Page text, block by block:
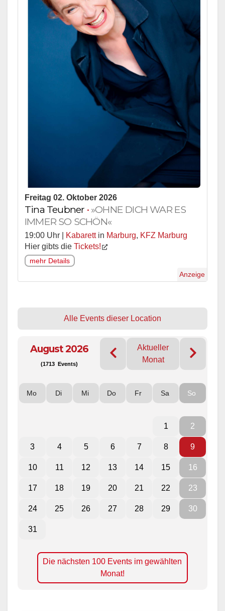
Freitag 02. Oktober 2026
Tina Teubner • »OHNE DICH WAR ES
IMMER SO SCHÖN«
19:00 Uhr | Kabarettin Marburg, KFZ Marburg
Hier gibts die Tickets!
mehr Details
Anzeige
Alle Events dieser Location
August 2026
(1713 Events)
Aktueller
Monat
Mo Di Mi Do Fr Sa So
1 2
3 4 5 6 7 8 9
10 11 12 13 14 15 16
17 18 19 20 21 22 23
24 25 26 27 28 29 30
31
Die nächsten 100 Events im gewählten
Monat!